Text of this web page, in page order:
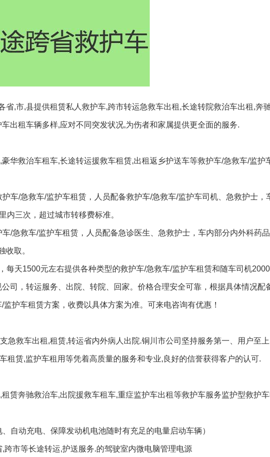
省,市,县提供租赁私人救护车,跨市转运急救车出租,长途转院救治车出租,奔
出租车辆多样,应对不同突发状况,为伤者和家属提供更全面的服务.
华救治车租车,长途转运援救车租赁,出租返乡护送车等救护车/急救车/监护
车/急救车/监护车租赁，人员配备救护车/急救车/监护车司机、急救护士，
内三次，超过城市转移费标准。
/急救车/监护车租赁，人员配备急诊医生、急救护士，车内部分内外科药
收取。
每天1500元左右提供各种类型的救护车/急救车/监护车租赁和随车司机2000
司，转运服务、出院、转院、回家。价格合理安全可靠，根据具体情况配
护车租赁方案，收费以具体方案为准。可来电咨询有优惠！
急救车出租,租赁,转运省内外病人出院.铜川市公司坚持服务第一、用户至
租赁,监护车租用等凭着高质量的服务和专业,良好的信誉获得客户的认可.
赁奔驰救治车,出院援救车租车,重症监护车出租等救护车服务监护型救护
自动充电、保障发动机电池随时有充足的电量启动车辆）
跨市等长途转运,护送服务.的驾驶室内微电脑管理电源